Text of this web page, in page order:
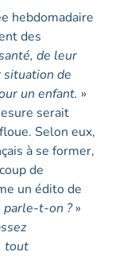
hebdomadaire
des
de leur
situation de
un enfant. »
serait
Selon eux,
à se former,
de
un édito de
parle-t-on ?»
tout